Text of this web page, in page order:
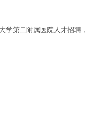
第二附属医院人才招聘